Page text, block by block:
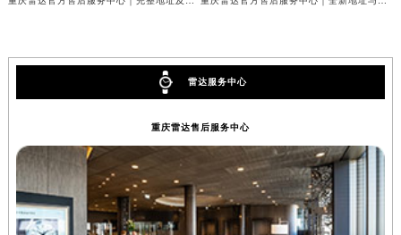
雷达服务中心
重庆雷达售后服务中心